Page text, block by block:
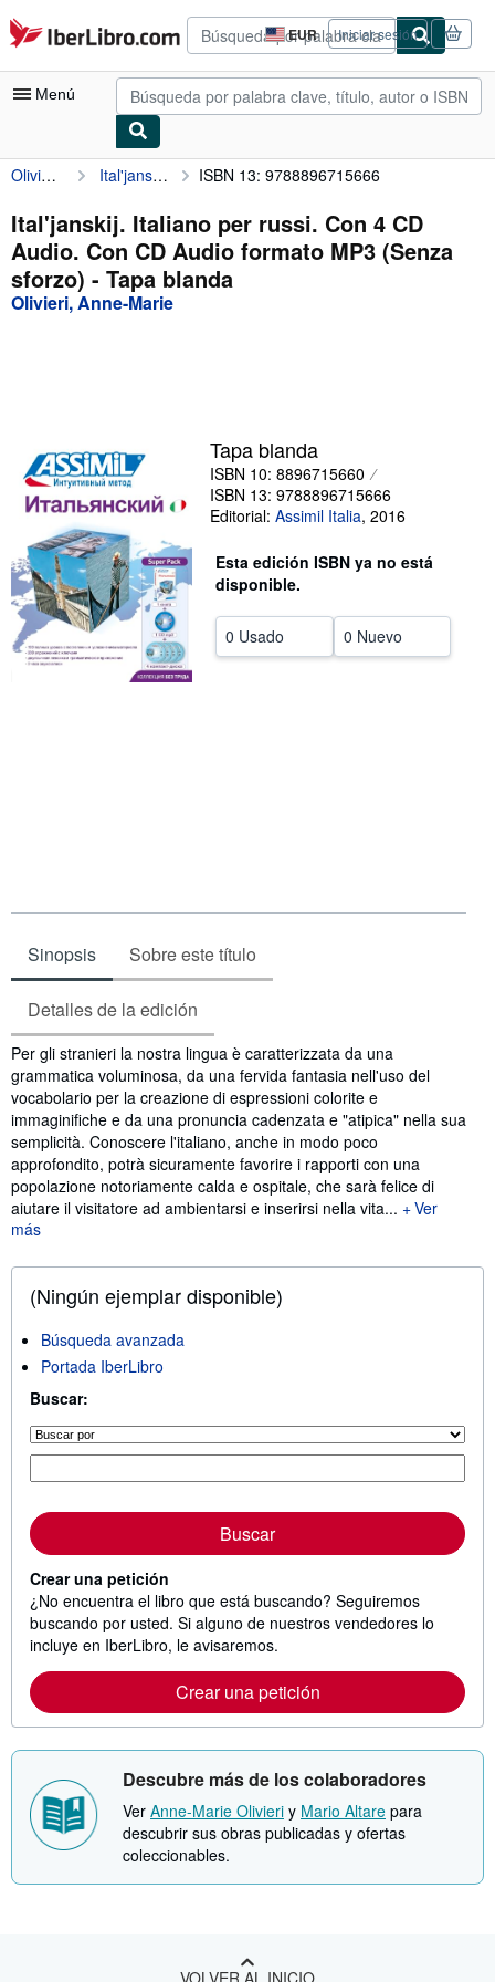
Pasar al contenido principal
IberLibro.com EUR
Preferencias
de
compra
del
Iniciar sesión
Menú
Mi cuenta
Consultar mis pedidos
Búsqueda avanzada
Colecciones
Comenzar a vender
Ayuda
CERRAR
Olivieri, Anne-Marie Ital'janskij. Italiano per russi. Con 4 CD Audio. Con CD Audio formato MP3 (Senza sforzo) ISBN 13: 9788896715666
Ital'janskij. Italiano per russi. Con 4 CD
Audio. Con CD Audio formato MP3 (Senza
sforzo) - Tapa blanda
Olivieri, Anne-Marie
Tapa blanda
ISBN 10: 8896715660
ISBN 13: 9788896715666
Editorial: Assimil Italia, 2016
Esta edición ISBN ya no está
disponible.
0 Usado 0 Nuevo
Sinopsis Sobre este título
Detalles de la edición
Sinopsis
Per gli stranieri la nostra lingua è caratterizzata da una
grammatica voluminosa, da una fervida fantasia nell'uso del
vocabolario per la creazione di espressioni colorite e
immaginifiche e da una pronuncia cadenzata e "atipica" nella sua
semplicità. Conoscere l'italiano, anche in modo poco
approfondito, potrà sicuramente favorire i rapporti con una
popolazione notoriamente calda e ospitale, che sarà felice di
aiutare il visitatore ad ambientarsi e inserirsi nella vita...
Ver
más
(Ningún ejemplar disponible)
Búsqueda avanzada
Portada IberLibro
Buscar:
Buscar
Crear una petición
¿No encuentra el libro que está buscando? Seguiremos
buscando por usted. Si alguno de nuestros vendedores lo
incluye en IberLibro, le avisaremos.
Crear una petición
Descubre más de los colaboradores
Ver Anne-Marie Olivieri y Mario Altare para
descubrir sus obras publicadas y ofertas
coleccionables.
VOLVER AL INICIO